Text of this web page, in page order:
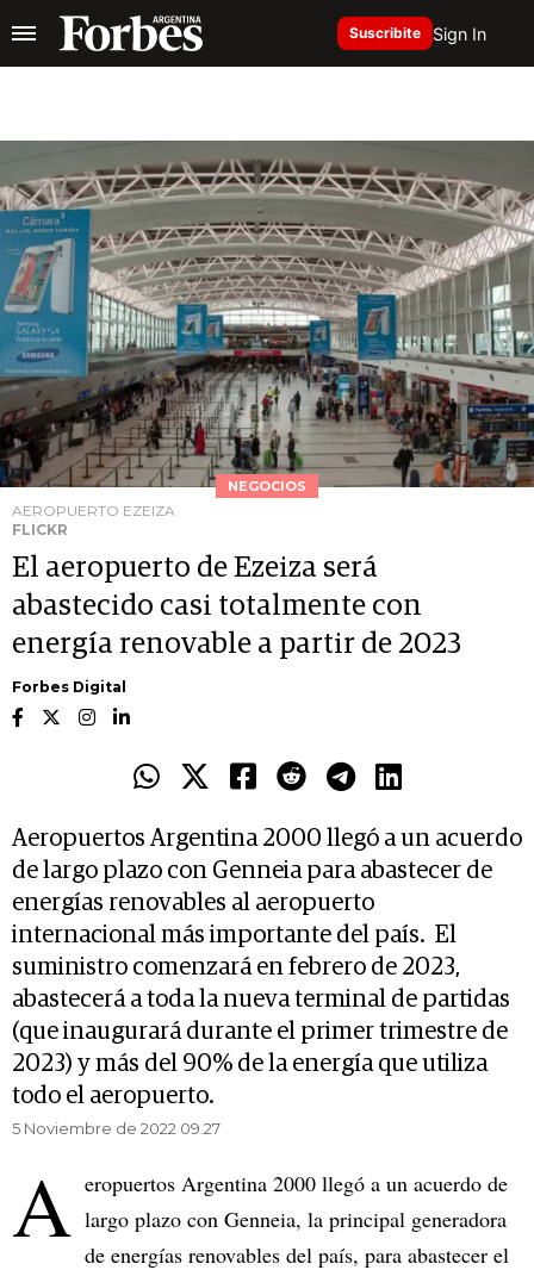
Suscribite Sign In
NEGOCIOS
AEROPUERTO EZEIZA
FLICKR
El aeropuerto de Ezeiza será
abastecido casi totalmente con
energía renovable a partir de 2023
Forbes Digital
Aeropuertos Argentina 2000 llegó a un acuerdo
de largo plazo con Genneia para abastecer de
energías renovables al aeropuerto
internacional más importante del país. El
suministro comenzará en febrero de 2023,
abastecerá a toda la nueva terminal de partidas
(que inaugurará durante el primer trimestre de
2023) y más del 90% de la energía que utiliza
todo el aeropuerto.
5 Noviembre de 2022 09.27
A eropuertos Argentina 2000 llegó a un acuerdo de
largo plazo con Genneia, la principal generadora
de energías renovables del país, para abastecer el